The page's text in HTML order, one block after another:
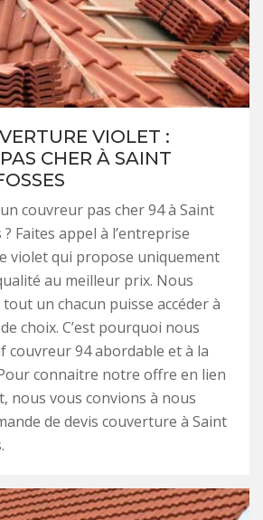
VIOLET :
CHER À SAINT
couvreur pas cher 94 à Saint
Faites appel à l’entreprise
violet qui propose uniquement
au meilleur prix. Nous
un chacun puisse accéder à
choix. C’est pourquoi nous
couvreur 94 abordable et à la
connaitre notre offre en lien
nous vous convions à nous
de devis couverture à Saint